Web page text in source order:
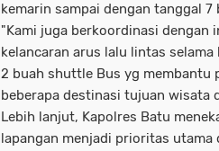
kemarin sampai dengan tanggal 7
"Kami juga berkoordinasi
kelancaran arus lalu lintas
2 buah shuttle Bus yg membantu
beberapa destinasi tujuan wisata
Lebih lanjut, Kapolres Batu
lapangan menjadi prioritas